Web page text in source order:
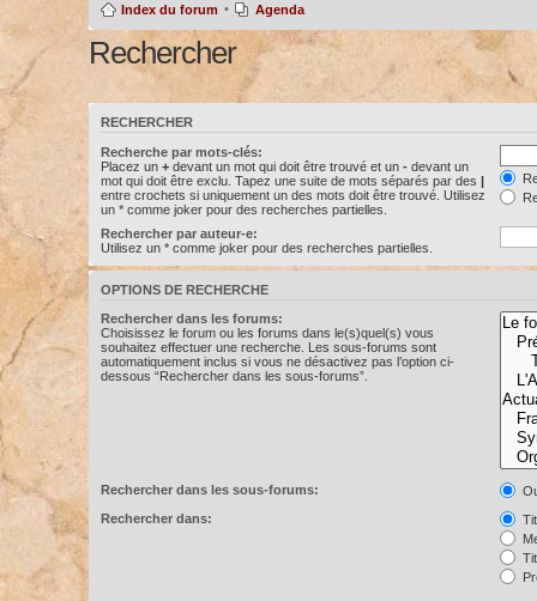
Index du forum • Agenda
Rechercher
RECHERCHER
Recherche par mots-clés:
Placez un +devant un mot qui doit être trouvé et un -devant un
mot qui doit être exclu. Tapez une suite de mots séparés par des |
entre crochets si uniquement un des mots doit être trouvé. Utilisez
un * comme joker pour des recherches partielles.
Rechercher par auteur-e:
Utilisez un * comme joker pour des recherches partielles.
OPTIONS DE RECHERCHE
Rechercher dans les forums:
Choisissez le forum ou les forums dans le(s)quel(s) vous
souhaitez effectuer une recherche. Les sous-forums sont
automatiquement inclus si vous ne désactivez pas l’option ci-
dessous “Rechercher dans les sous-forums”.
Rechercher dans les sous-forums:
Rechercher dans: